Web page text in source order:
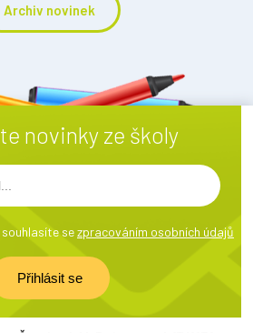
Archiv novinek
novinky ze školy
sezpracováním osobních údajů